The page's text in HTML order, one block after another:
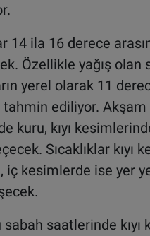
14 ila 16 derece
Özellikle yağış olan
yerel olarak 11
tahmin ediliyor.
kuru, kıyı
Sıcaklıklar kıyı
iç kesimlerde ise yer
sabah saatlerinde kıyı